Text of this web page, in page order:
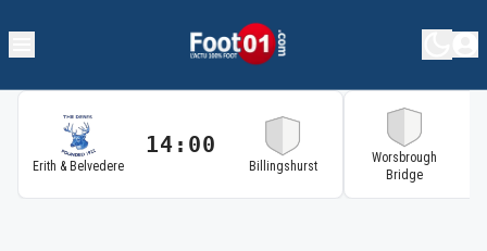
Erith & Belvedere
14:00
Billingshurst
Worsbrough
Bridge